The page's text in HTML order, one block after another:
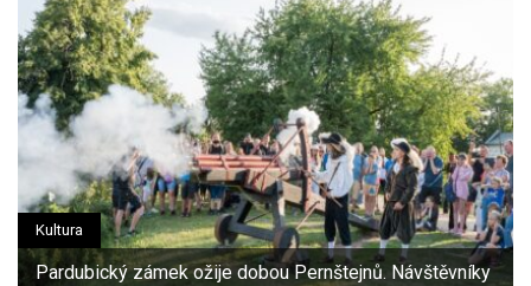
Kultura
Pardubický zámek ožije dobou Pernštejnů. Návštěvníky